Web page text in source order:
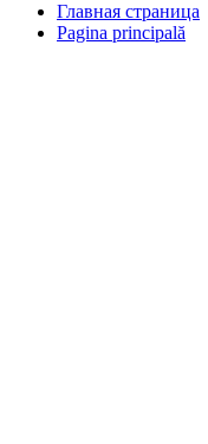
Главная страница
Pagina principală